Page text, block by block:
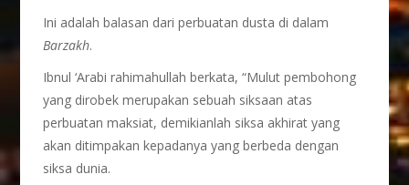
Ini adalah balasan dari perbuatan dusta di dalam
Barzakh.
Ibnul ‘Arabi rahimahullah berkata, “Mulut pembohong
yang dirobek merupakan sebuah siksaan atas
perbuatan maksiat, demikianlah siksa akhirat yang
akan ditimpakan kepadanya yang berbeda dengan
siksa dunia.